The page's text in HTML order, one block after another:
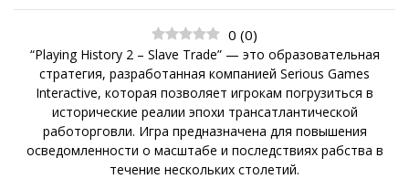
0 (0)
“Playing History 2 – Slave Trade” — это образовательная
стратегия, разработанная компанией Serious Games
Interactive, которая позволяет игрокам погрузиться в
исторические реалии эпохи трансатлантической
работорговли. Игра предназначена для повышения
осведомленности о масштабе и последствиях рабства в
течение нескольких столетий.